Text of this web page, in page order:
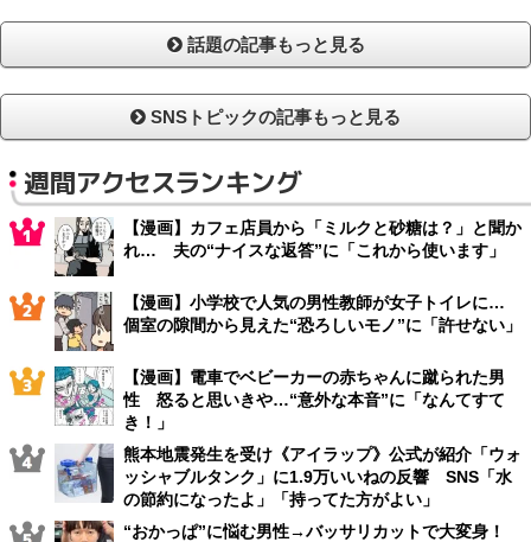
話題の記事もっと見る
SNSトピックの記事もっと見る
週間アクセスランキング
【漫画】カフェ店員から「ミルクと砂糖は？」と聞か
れ… 夫の“ナイスな返答”に「これから使います」
【漫画】小学校で人気の男性教師が女子トイレに…
個室の隙間から見えた“恐ろしいモノ”に「許せない」
【漫画】電車でベビーカーの赤ちゃんに蹴られた男
性 怒ると思いきや…“意外な本音”に「なんてすて
き！」
熊本地震発生を受け《アイラップ》公式が紹介「ウォ
ッシャブルタンク」に1.9万いいねの反響 SNS「水
の節約になったよ」「持ってた方がよい」
“おかっぱ”に悩む男性→バッサリカットで大変身！